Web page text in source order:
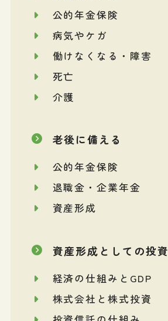
公的年金保険
病気やケガ
働けなくなる・障害
死亡
介護
老後に備える
公的年金保険
退職金・企業年金
資産形成
資産形成としての投資
経済の仕組みとGDP
株式会社と株式投資